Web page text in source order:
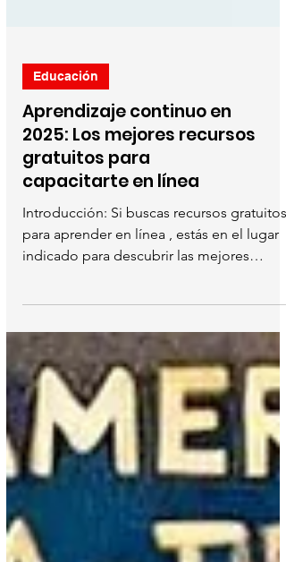
Educación
Aprendizaje continuo en
2025: Los mejores recursos
gratuitos para
capacitarte en línea
Introducción: Si buscas recursos gratuitos
indicado para descubrir las mejores